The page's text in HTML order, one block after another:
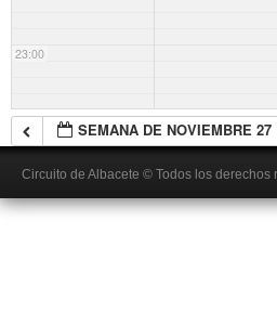
23:00
SEMANA DE NOVIEMBRE 27
Circuito de Albacete © Todos los derechos